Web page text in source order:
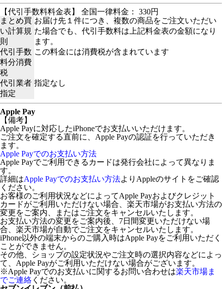
【代引手数料料金表】 全国一律料金： 330円
まとめ買
い計算規
則
お届け先１件につき、複数の商品をご注文いただい
た場合でも、代引手数料は上記料金表の金額になり
ます。
代引手数
料分消費
税
この料金には消費税が含まれています
代引業者
指定
指定なし
Apple Pay
【備考】
Apple Payに対応したiPhoneでお支払いいただけます。
ご注文を確定する直前に、Apple Payの認証を行っていただき
ます。
Apple Payでのお支払い方法
Apple Payでご利用できるカードは発行会社によって異なりま
す。
詳細はApple Payでのお支払い方法よりAppleのサイトをご確認
ください。
お客様のご利用状況などによってApple Payおよびクレジット
カードがご利用いただけない場合、楽天市場がお支払い方法の
変更をご案内、またはご注文をキャンセルいたします。
お支払い方法の変更をご案内後、7日間変更いただけない場
合、楽天市場が自動でご注文をキャンセルいたします。
iPhone以外の端末からのご購入時はApple Payをご利用いただく
ことができません。
その他、ショップの設定状況やご注文時の選択内容などによっ
て、Apple Payがご利用いただけない場合がございます。
※Apple Payでのお支払いに関するお問い合わせは楽天市場ま
でご連絡 ください。